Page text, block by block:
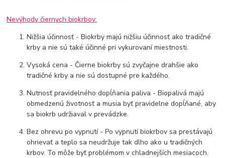
Nevýhody čiernych biokrbov:
Nižšia účinnosť - Biokrby majú nižšiu účinnosť ako tradičné
krby a nie sú také účinné pri vykurovaní miestnosti.
Vysoká cena - Čierne biokrby sú zvyčajne drahšie ako
tradičné krby a nie sú dostupné pre každého.
Nutnosť pravidelného dopĺňania paliva - Biopalivá majú
obmedzenú životnosť a musia byť pravidelne dopĺňané, aby
sa biokrb udržiaval v prevádzke.
Bez ohrevu po vypnutí - Po vypnutí biokrbov sa prestávajú
ohrievať a teplo sa neudržuje tak dlho ako u tradičných
krbov. To môže byť problémom v chladnejších mesiacoch.